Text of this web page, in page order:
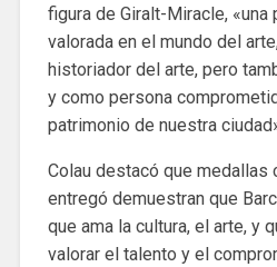
figura de Giralt-Miracle, «una
valorada en el mundo del
historiador del arte, pero
y como persona
patrimonio de nuestra
Colau destacó que medallas
entregó demuestran que
que ama la cultura, el arte, y
valorar el talento y el